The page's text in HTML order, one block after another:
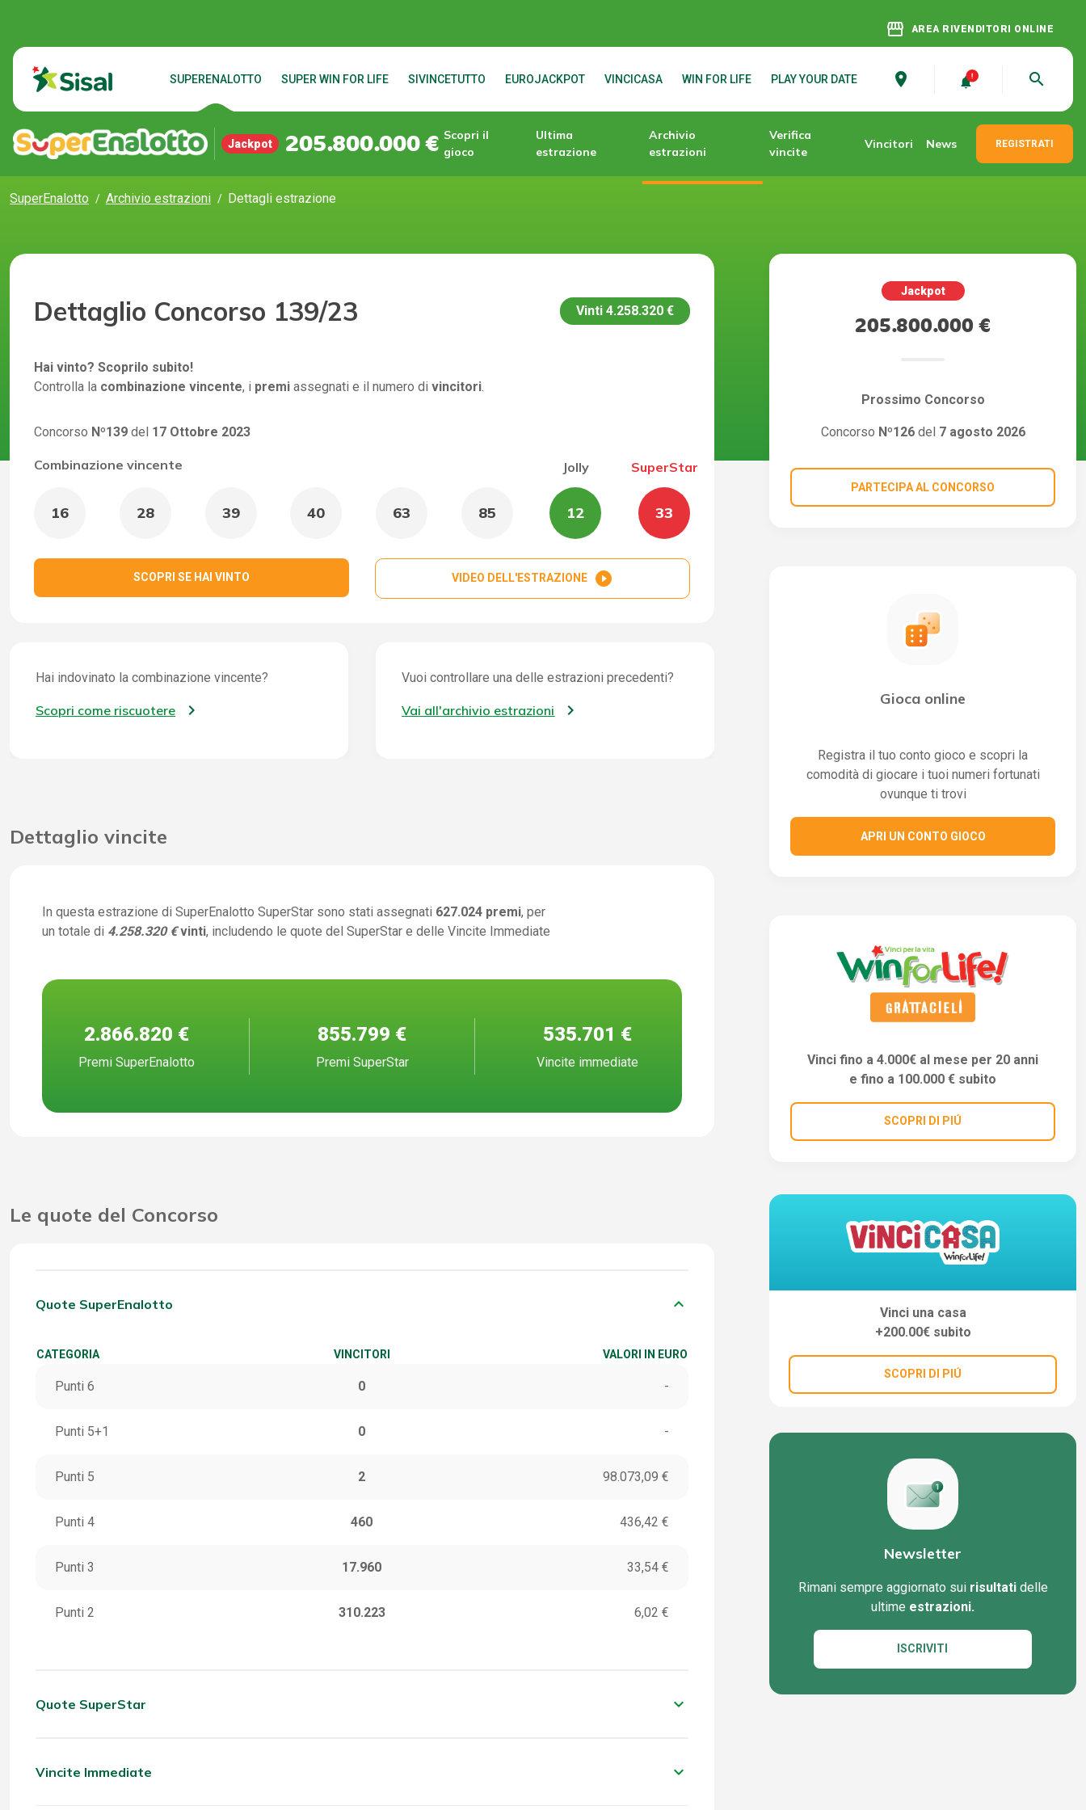
storefront AREA RIVENDITORI ONLINE
SUPERENALOTTO SUPER WIN FOR LIFE SIVINCETUTTO EUROJACKPOT VINCICASA WIN FOR LIFE PLAY YOUR DATE place search
Jackpot 205.800.000 € Scopri il
gioco
Ultima
estrazione
Archivio
estrazioni
Verifica
vincite
Vincitori News REGISTRATI
SuperEnalotto Archivio estrazioni Dettagli estrazione
Dettaglio Concorso 139/23 Vinti 4.258.320 €
Hai vinto? Scoprilo subito!
Controlla la combinazione vincente, i premi assegnati e il numero di vincitori.
Concorso Nº139 del 17 Ottobre 2023
Combinazione vincente
16 28 39 40 63 85
Jolly
12
SuperStar
33
SCOPRI SE HAI VINTO VIDEO DELL'ESTRAZIONE play_circle_filled
Hai indovinato la combinazione vincente?
Scopri come riscuotere
Vuoi controllare una delle estrazioni precedenti?
Vai all'archivio estrazioni
Dettaglio vincite
In questa estrazione di SuperEnalotto SuperStar sono stati assegnati 627.024 premi, per
un totale di 4.258.320 € vinti, includendo le quote del SuperStar e delle Vincite Immediate
2.866.820 €
Premi SuperEnalotto
855.799 €
Premi SuperStar
535.701 €
Vincite immediate
Le quote del Concorso
Quote SuperEnalotto keyboard_arrow_down
CATEGORIA VINCITORI VALORI IN EURO
Punti 6 0 -
Punti 5+1 0 -
Punti 5 2 98.073,09 €
Punti 4 460 436,42 €
Punti 3 17.960 33,54 €
Punti 2 310.223 6,02 €
Quote SuperStar keyboard_arrow_down
5 Stella
Vincite Immediate keyboard_arrow_down
Jackpot
205.800.000 €
Prossimo Concorso
Concorso Nº126del 7 agosto 2026
PARTECIPA AL CONCORSO
Gioca online
Registra il tuo conto gioco e scopri la
comodità di giocare i tuoi numeri fortunati
ovunque ti trovi
APRI UN CONTO GIOCO
Vinci fino a 4.000€ al mese per 20 anni
e fino a 100.000 € subito
SCOPRI DI PIÚ
Vinci una casa
+200.00€ subito
SCOPRI DI PIÚ
Newsletter
Rimani sempre aggiornato sui risultatidelle
ultime estrazioni.
ISCRIVITI